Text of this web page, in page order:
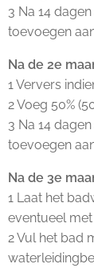
3 Na 14
toevoegen
Na de 2e
1 Ververs
2 Voeg 50%
3 Na 14
toevoegen
Na de 3e
1 Laat het
eventueel
2 Vul het bad